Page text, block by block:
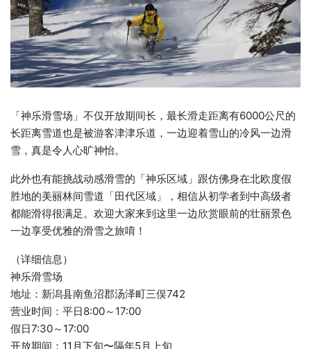
「神乐滑雪场」不仅开放期间长，最长滑走距离有6000公尺的
长距离雪道也是被游客津津乐道，一边迎着雪山的冷风一边滑
雪，真是令人心旷神怡。
此外也有能挑战动感滑雪的「神乐区域」跟仿佛身在北欧度假
胜地的美丽林间雪道「田代区域」，相信从初学者到中高级者
都能滑得很满足。欢迎大家来到这里一边欣赏眼前的壮丽景色
一边享受优雅的滑雪之旅唷！
（详细信息）
神乐滑雪场
地址：新潟县南鱼沼郡汤泽町三俣742
营业时间：平日8:00～17:00
假日7:30～17:00
开放期间：11月下旬〜隔年5月上旬